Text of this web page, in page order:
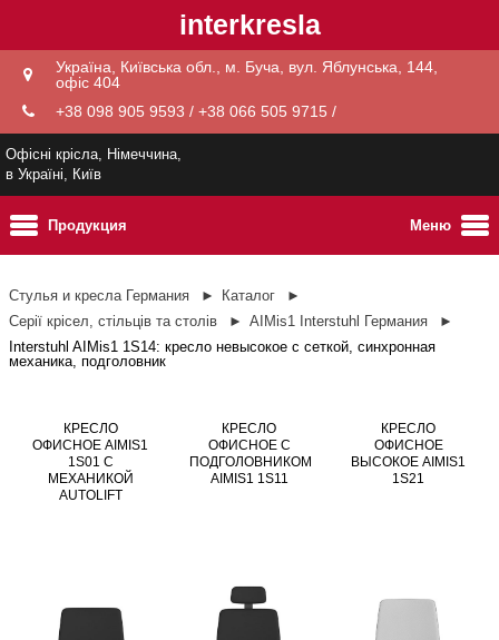
interkresla
Україна, Київська обл., м. Буча, вул. Яблунська, 144,
офіс 404
+38 098 905 9593 / +38 066 505 9715 /
Офісні крісла, Німеччина,
в Україні, Київ
Меню
Продукция
Стулья и кресла Германия
Каталог
Серії крісел, стільців та столів
AIMis1 Interstuhl Германия
Interstuhl AIMis1 1S14: кресло невысокое с сеткой, синхронная
механика, подголовник
КРЕСЛО
ОФИСНОЕ AIMIS1
1S01 С
МЕХАНИКОЙ
AUTOLIFT
КРЕСЛО
ОФИСНОЕ С
ПОДГОЛОВНИКОМ
AIMIS1 1S11
КРЕСЛО
ОФИСНОЕ
ВЫСОКОЕ AIMIS1
1S21